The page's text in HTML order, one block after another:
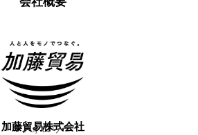
加藤貿易株式会社
7フォロワー